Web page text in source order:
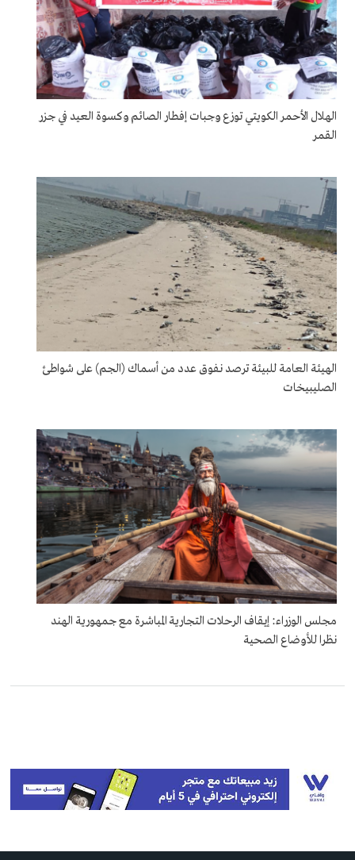
الهلال الأحمر الكويتي توزع وجبات إفطار الصائم وكسوة العيد في جزر
القمر
الهيئة العامة للبيئة ترصد نفوق عدد من أسماك (الجم) على شواطئ
الصليبيخات
مجلس الوزراء: إيقاف الرحلات التجارية المباشرة مع جمهورية الهند
نظرا للأوضاع الصحية